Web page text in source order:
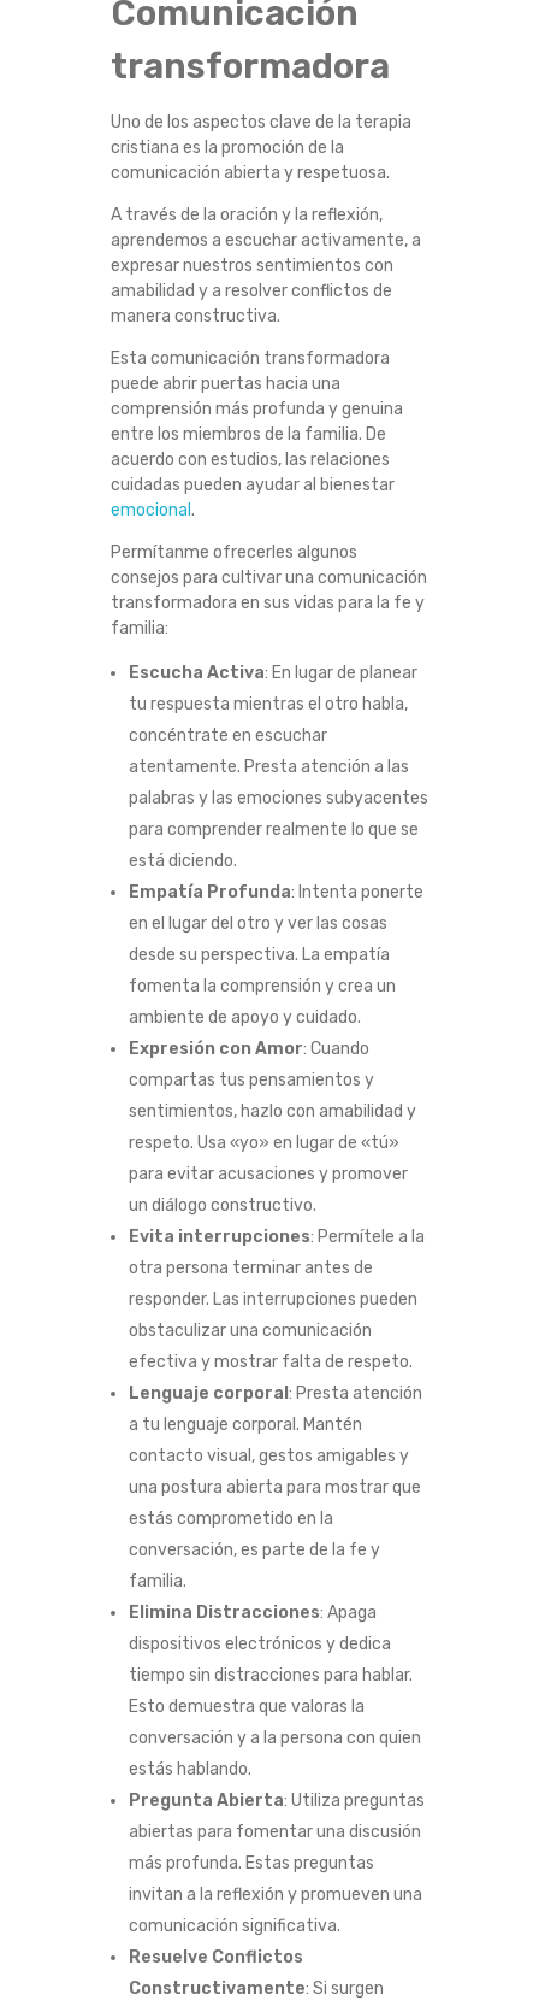
Comunicación
transformadora
Uno de los aspectos clave de la terapia
cristiana es la promoción de la
comunicación abierta y respetuosa.
A través de la oración y la reflexión,
aprendemos a escuchar activamente, a
expresar nuestros sentimientos con
amabilidad y a resolver conflictos de
manera constructiva.
Esta comunicación transformadora
puede abrir puertas hacia una
comprensión más profunda y genuina
entre los miembros de la familia. De
acuerdo con estudios, las relaciones
cuidadas pueden ayudar al bienestar
emocional .
Permítanme ofrecerles algunos
consejos para cultivar una comunicación
transformadora en sus vidas para la fe y
familia:
Escucha Activa: En lugar de planear
tu respuesta mientras el otro habla,
concéntrate en escuchar
atentamente. Presta atención a las
palabras y las emociones subyacentes
para comprender realmente lo que se
está diciendo.
Empatía Profunda: Intenta ponerte
en el lugar del otro y ver las cosas
desde su perspectiva. La empatía
fomenta la comprensión y crea un
ambiente de apoyo y cuidado.
Expresión con Amor: Cuando
compartas tus pensamientos y
sentimientos, hazlo con amabilidad y
respeto. Usa «yo» en lugar de «tú»
para evitar acusaciones y promover
un diálogo constructivo.
Evita interrupciones: Permítele a la
otra persona terminar antes de
responder. Las interrupciones pueden
obstaculizar una comunicación
efectiva y mostrar falta de respeto.
Lenguaje corporal: Presta atención
a tu lenguaje corporal. Mantén
contacto visual, gestos amigables y
una postura abierta para mostrar que
estás comprometido en la
conversación, es parte de la fe y
familia.
Elimina Distracciones: Apaga
dispositivos electrónicos y dedica
tiempo sin distracciones para hablar.
Esto demuestra que valoras la
conversación y a la persona con quien
estás hablando.
Pregunta Abierta: Utiliza preguntas
abiertas para fomentar una discusión
más profunda. Estas preguntas
invitan a la reflexión y promueven una
comunicación significativa.
Resuelve Conflictos
Constructivamente: Si surgen